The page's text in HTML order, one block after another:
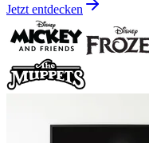
Jetzt entdecken